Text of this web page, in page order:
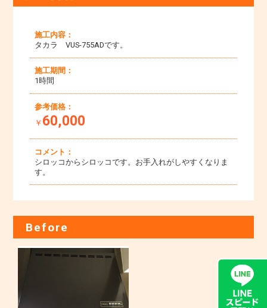
施工内容：
タカラ VUS-755ADです。
施工期間：
1時間
参考価格：
￥ 60,000
コメント：
シロッコからシロッコです。お手入れがしやすくなりま
す。
Before